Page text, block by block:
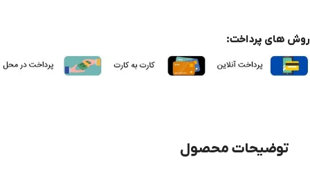
روش های پرداخت:
توضیحات محصول